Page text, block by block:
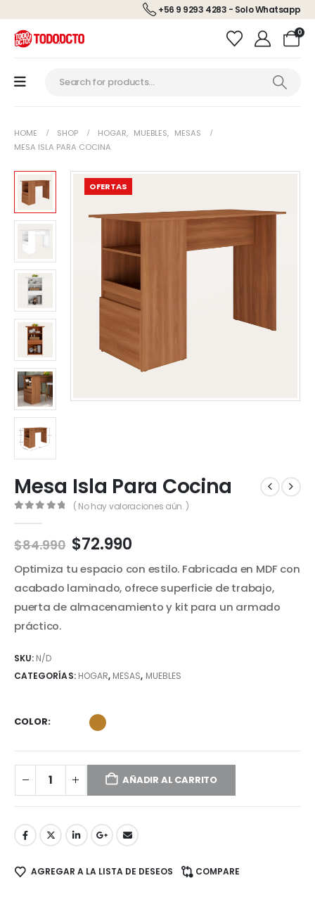
+56 9 9293 4283 - Solo Whatsapp
0
HOME SHOP HOGAR, MUEBLES, MESAS
MESA ISLA PARA COCINA
OFERTAS
Mesa Isla Para Cocina
( No hay valoraciones aún. )
$84.990 El
original
era:
$84.990.
$72.990El
actual
es:
$72.990.
Optimiza tu espacio con estilo. Fabricada en MDF con
acabado laminado, ofrece superficie de trabajo,
puerta de almacenamiento y kit para un armado
práctico.
SKU: N/D
CATEGORÍAS: HOGAR, MESAS, MUEBLES
COLOR
AÑADIR AL CARRITO
AGREGAR A LA LISTA DE DESEOS COMPARE